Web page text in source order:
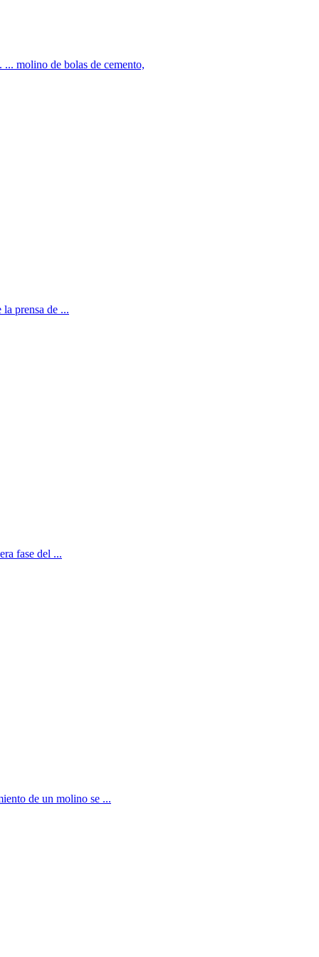
molino de bolas de cemento,
prensa de ...
fase del ...
de un molino se ...